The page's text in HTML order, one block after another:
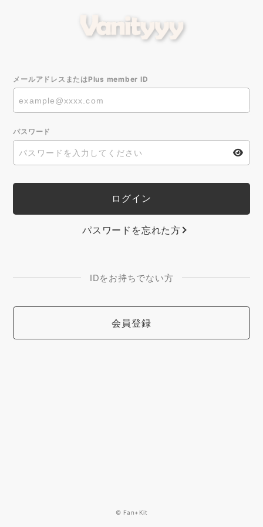
メールアドレスまたはPlus member ID
パスワード
パスワードを忘れた方
IDをお持ちでない方
会員登録
© Fan+Kit